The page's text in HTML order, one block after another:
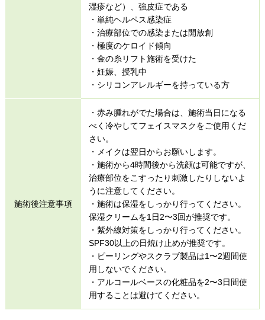
湿疹など）、強皮症である
・単純ヘルペス感染症
・治療部位での感染または開放創
・極度のケロイド傾向
・金の糸リフト施術を受けた
・妊娠、授乳中
・シリコンアレルギーを持っている方
施術後注意事項
・赤み腫れがでた場合は、施術当日になる
べく冷やしてフェイスマスクをご使用くだ
さい。
・メイクは翌日からお願いします。
・施術から4時間後から洗顔は可能ですが、
治療部位をこすったり刺激したりしないよ
うに注意してください。
・施術は保湿をしっかり行ってください。
保湿クリームを1日2〜3回が推奨です。
・紫外線対策をしっかり行ってください。
SPF30以上の日焼け止めが推奨です。
・ピーリングやスクラブ製品は1〜2週間使
用しないでください。
・アルコールベースの化粧品を2〜3日間使
用することは避けてください。